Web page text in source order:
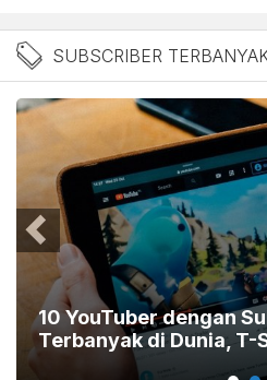
BeritaSUBSCRIBER
10 YouTuber dengan
Terbanyak di Dunia, T-